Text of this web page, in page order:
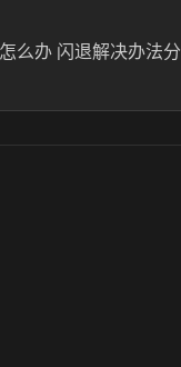
么办 闪退解决办法分